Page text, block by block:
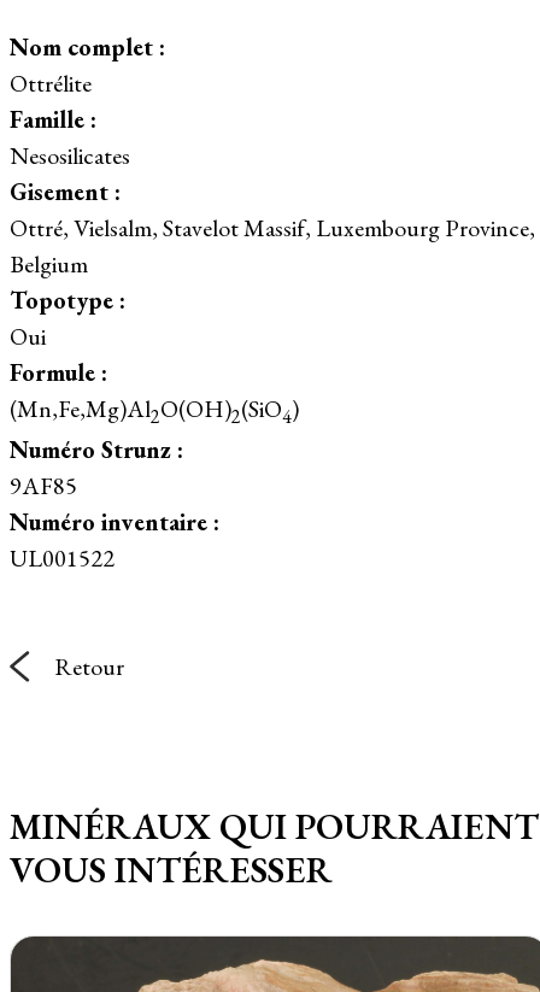
Nom complet :
Ottrélite
Famille :
Nesosilicates
Gisement :
Ottré, Vielsalm, Stavelot Massif, Luxembourg Province,
Belgium
Topotype :
Oui
Formule :
(Mn,Fe,Mg)Al2O(OH)2(SiO4)
Numéro Strunz :
9AF85
Numéro inventaire :
UL001522
Retour
MINÉRAUX QUI POURRAIENT
VOUS INTÉRESSER